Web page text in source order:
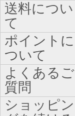
送料につい
て
ポイントに
ついて
よくあるご
質問
ショッピン